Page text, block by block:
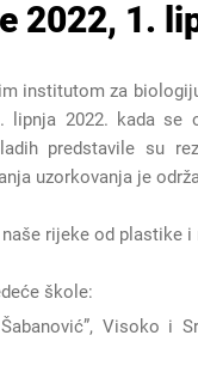
2022, 1.
institutom za
2022. kada se
predstavile su
uzorkovanja je
rijeke od plastike
škole:
Visoko i